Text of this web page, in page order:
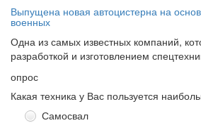
Выпущена новая автоцистерна на
военных
Одна из самых известных компаний,
разработкой и изготовлением
опрос
Какая техника у Вас пользуется
Самосвал